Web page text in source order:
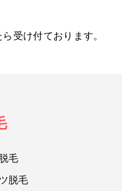
受け付ております。
毛
脱毛